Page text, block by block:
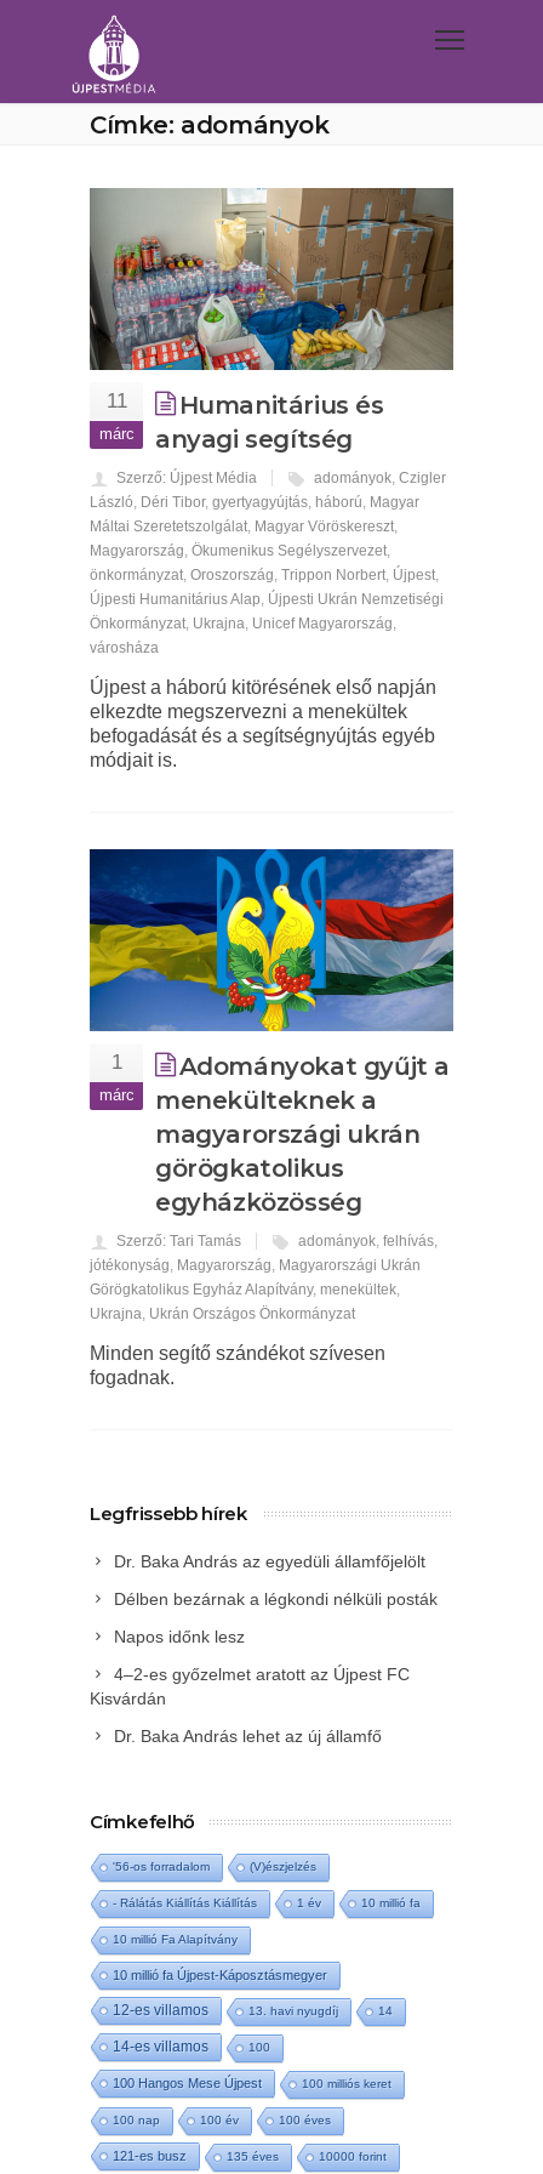
Címke: adományok
11
márc
Humanitárius és
anyagi segítség
Szerző: Újpest Média adományok, Czigler
László, Déri Tibor, gyertyagyújtás, háború, Magyar
Máltai Szeretetszolgálat, Magyar Vöröskereszt,
Magyarország, Ökumenikus Segélyszervezet,
önkormányzat, Oroszország, Trippon Norbert, Újpest,
Újpesti Humanitárius Alap, Újpesti Ukrán Nemzetiségi
Önkormányzat, Ukrajna, Unicef Magyarország,
városháza
Újpest a háború kitörésének első napján
elkezdte megszervezni a menekültek
befogadását és a segítségnyújtás egyéb
módjait is.
1
márc
Adományokat gyűjt a
menekülteknek a
magyarországi ukrán
görögkatolikus
egyházközösség
Szerző: Tari Tamás adományok, felhívás,
jótékonyság, Magyarország, Magyarországi Ukrán
Görögkatolikus Egyház Alapítvány, menekültek,
Ukrajna, Ukrán Országos Önkormányzat
Minden segítő szándékot szívesen
fogadnak.
Legfrissebb hírek
Dr. Baka András az egyedüli államfőjelölt
Délben bezárnak a légkondi nélküli posták
Napos időnk lesz
4–2-es győzelmet aratott az Újpest FC
Kisvárdán
Dr. Baka András lehet az új államfő
Címkefelhő
'56-os forradalom (V)észjelzés
- Rálátás Kiállítás Kiállítás 1 év 10 millió fa
10 millió Fa Alapítvány
10 millió fa Újpest-Káposztásmegyer
12-es villamos 13. havi nyugdíj 14
14-es villamos 100
100 Hangos Mese Újpest 100 milliós keret
100 nap 100 év 100 éves
121-es busz 135 éves 10000 forint